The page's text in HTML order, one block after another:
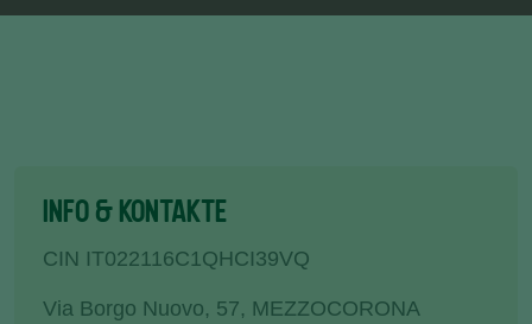
INFO & KONTAKTE
CIN IT022116C1QHCI39VQ
Via Borgo Nuovo, 57, MEZZOCORONA